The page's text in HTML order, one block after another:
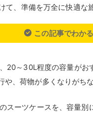
、準備を万全に快適な
この記事でわか
20～30L程度の容量がお
や、荷物が多くなりがち
スーツケースを、容量別